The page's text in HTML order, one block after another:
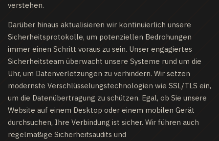
verstehen.
Darüber hinaus aktualisieren wir kontinuierlich unsere
Sicherheitsprotokolle, um potenziellen Bedrohungen
immer einen Schritt voraus zu sein. Unser engagiertes
Sicherheitsteam überwacht unsere Systeme rund um die
Uhr, um Datenverletzungen zu verhindern. Wir setzen
modernste Verschlüsselungstechnologien wie SSL/TLS ein,
um die Datenübertragung zu schützen. Egal, ob Sie unsere
Website auf einem Desktop oder einem mobilen Gerät
durchsuchen, Ihre Verbindung ist sicher. Wir führen auch
regelmäßige Sicherheitsaudits und